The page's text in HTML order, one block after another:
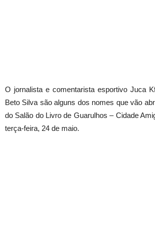
O jornalista e comentarista esportivo Juca
Beto Silva são alguns dos nomes que vão
do Salão do Livro de Guarulhos – Cidade
terça-feira, 24 de maio.